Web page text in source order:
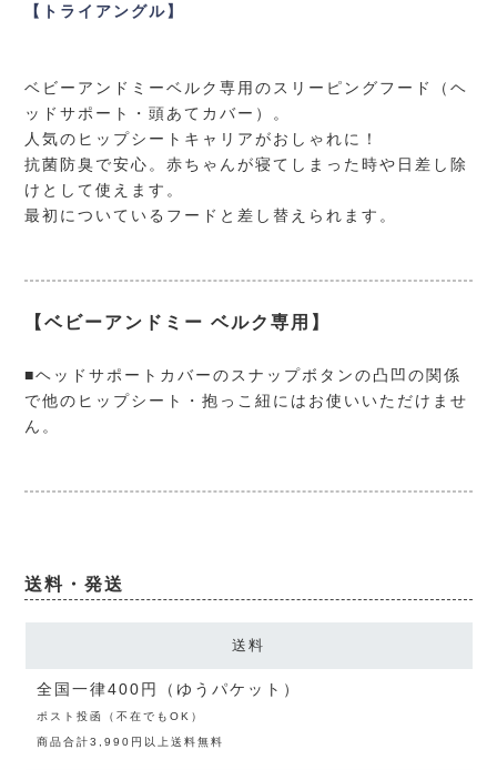
【トライアングル】
ベビーアンドミーベルク専用のスリーピングフード（ヘ
ッドサポート・頭あてカバー）。
人気のヒップシートキャリアがおしゃれに！
抗菌防臭で安心。赤ちゃんが寝てしまった時や日差し除
けとして使えます。
最初についているフードと差し替えられます。
【ベビーアンドミー ベルク専用】
■ヘッドサポートカバーのスナップボタンの凸凹の関係
で他のヒップシート・抱っこ紐にはお使いいただけませ
ん。
送料・発送
送料
全国一律400円（ゆうパケット）
ポスト投函（不在でもOK）
商品合計3,990円以上送料無料